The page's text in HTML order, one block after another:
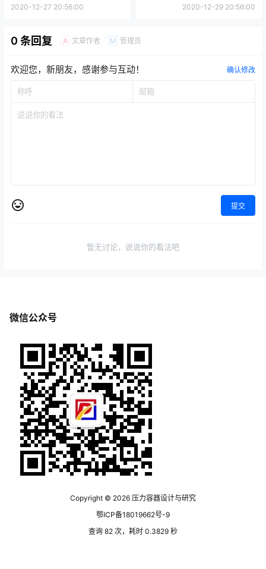
2020-12-27 20:56:00 2020-12-29 20:56:00
0 条回复 A 文章作者 M 管理员
欢迎您，新朋友，感谢参与互动！ 确认修改
提交
暂无讨论，说说你的看法吧
微信公众号
Copyright © 2026 压力容器设计与研究
鄂ICP备18019662号-9
查询 82 次，耗时 0.3829 秒